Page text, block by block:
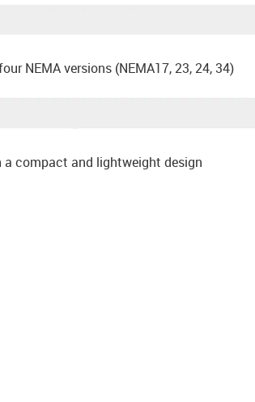
NEMA versions (NEMA17, 23, 24, 34)
compact and lightweight design